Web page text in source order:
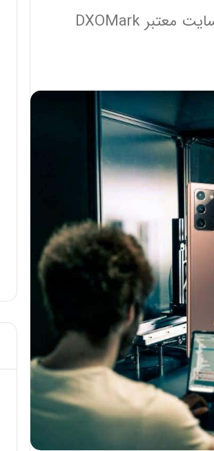
نمایشگر آخرین پرچمدار سامسونگ در صدر رده‌بندی وبسایت معتبر DXOMark